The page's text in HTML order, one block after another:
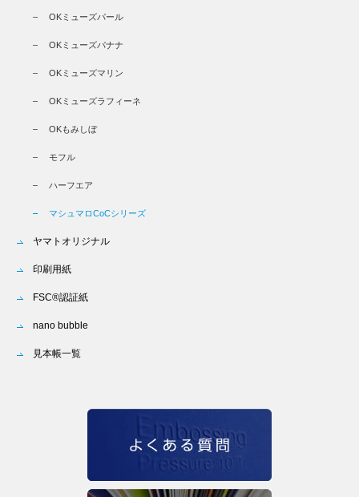
OKミューズパール
OKミューズバナナ
OKミューズマリン
OKミューズラフィーネ
OKもみしぼ
モフル
ハーフエア
マシュマロCoCシリーズ
ヤマトオリジナル
印刷用紙
FSC®認証紙
nano bubble
見本帳一覧